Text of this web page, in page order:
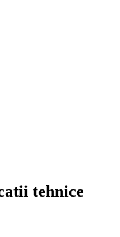
tehnice